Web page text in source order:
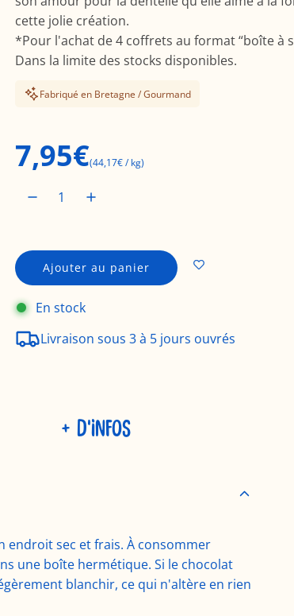
cette jolie création.
*Pour l'achat de 4 coffrets au format “boîte à
Dans la limite des stocks disponibles.
Fabriqué en Bretagne / Gourmand
P
i
x
r
i
7,95€(44,17€/kg)
Ajouter au panier
c
g
t
En stock
Livraison sous 3 à 5 jours ouvrés
+ D'INFOS
endroit sec et frais. À consommer
une boîte hermétique. Si le chocolat
blanchir, ce qui n'altère en rien